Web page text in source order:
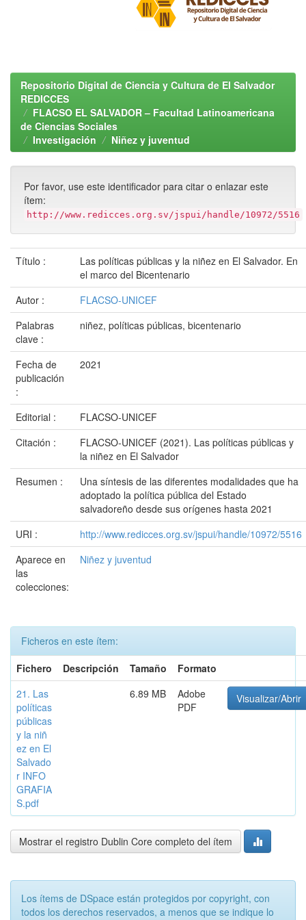
Repositorio Digital de Ciencia y Cultura de El Salvador
REDICCES
FLACSO EL SALVADOR – Facultad Latinoamericana
de Ciencias Sociales
Investigación
Niñez y juventud
Por favor, use este identificador para citar o enlazar este
ítem:
http://www.redicces.org.sv/jspui/handle/10972/5516
Título :
Las políticas públicas y la niñez en El Salvador. En
el marco del Bicentenario
Autor :
FLACSO-UNICEF
Palabras
clave :
niñez, políticas públicas, bicentenario
Fecha de
publicación
:
2021
Editorial :
FLACSO-UNICEF
Citación :
FLACSO-UNICEF (2021). Las políticas públicas y
la niñez en El Salvador
Resumen :
Una síntesis de las diferentes modalidades que ha
adoptado la política pública del Estado
salvadoreño desde sus orígenes hasta 2021
URI :
http://www.redicces.org.sv/jspui/handle/10972/5516
Aparece en
las
colecciones:
Niñez y juventud
Ficheros en este ítem:
Fichero
Descripción Tamaño
Formato
21. Las
políticas
públicas
y la niñ
ez en El
Salvado
r INFO
GRAFIA
S.pdf
6.89 MB
Adobe
PDF
Visualizar/Abrir
Mostrar el registro Dublin Core completo del ítem
Los ítems de DSpace están protegidos por copyright, con
todos los derechos reservados, a menos que se indique lo